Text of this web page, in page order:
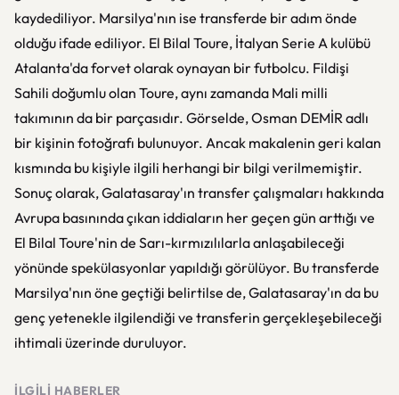
kaydediliyor. Marsilya'nın ise transferde bir adım önde
olduğu ifade ediliyor. El Bilal Toure, İtalyan Serie A kulübü
Atalanta'da forvet olarak oynayan bir futbolcu. Fildişi
Sahili doğumlu olan Toure, aynı zamanda Mali milli
takımının da bir parçasıdır. Görselde, Osman DEMİR adlı
bir kişinin fotoğrafı bulunuyor. Ancak makalenin geri kalan
kısmında bu kişiyle ilgili herhangi bir bilgi verilmemiştir.
Sonuç olarak, Galatasaray'ın transfer çalışmaları hakkında
Avrupa basınında çıkan iddiaların her geçen gün arttığı ve
El Bilal Toure'nin de Sarı-kırmızılılarla anlaşabileceği
yönünde spekülasyonlar yapıldığı görülüyor. Bu transferde
Marsilya'nın öne geçtiği belirtilse de, Galatasaray'ın da bu
genç yetenekle ilgilendiği ve transferin gerçekleşebileceği
ihtimali üzerinde duruluyor.
İLGILI HABERLER